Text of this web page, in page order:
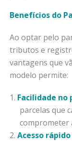
Benefícios do
Ao optar pelo
tributos e
vantagens que
modelo permite:
Facilidade
parcelas que
comprometer
Acesso